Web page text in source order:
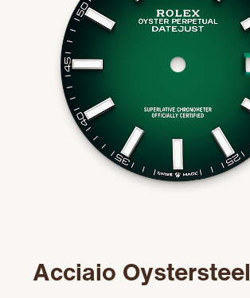
Acciaio Oystersteel